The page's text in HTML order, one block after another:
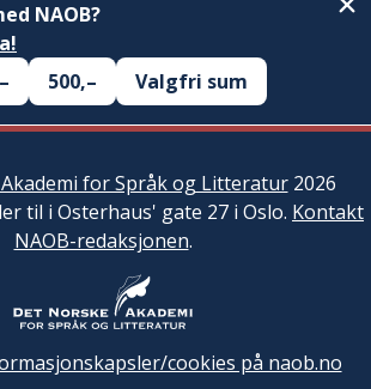
NAOB?
500,– Valgfri sum
for Språk og Litteratur2026
til i Osterhaus' gate 27 i Oslo. Kontakt
NAOB-redaksjonen.
cookies på naob.no